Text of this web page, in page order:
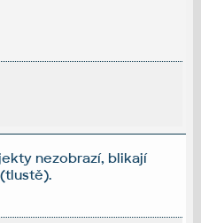
nezobrazí, blikají